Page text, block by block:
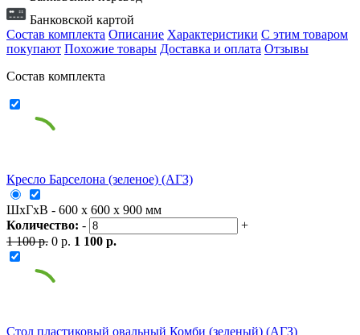
Банковской картой
Состав комплекта Описание Характеристики С этим товаром
покупают Похожие товары Доставка и оплата Отзывы
Состав комплекта
Кресло Барселона (зеленое) (АГЗ)
ШxГxВ - 600 x 600 x 900 мм
Количество: -
+
1 100 р. 0 р. 1 100 р.
Стол пластиковый овальный Комби (зеленый) (АГЗ)